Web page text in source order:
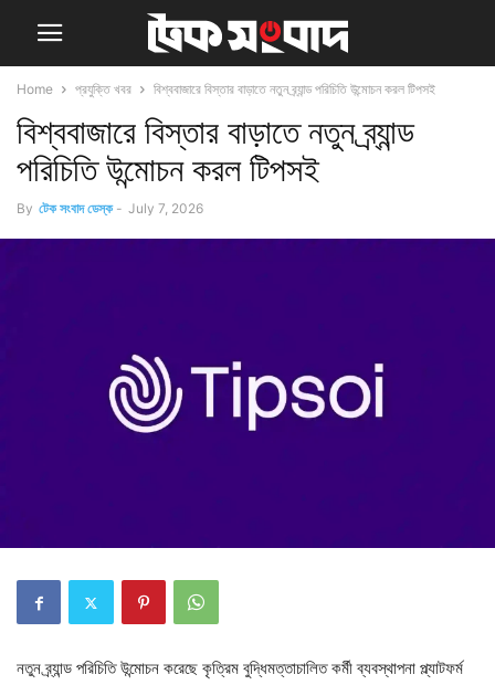
Home প্রযুক্তি খবর বিশ্ববাজারে বিস্তার বাড়াতে নতুন ব্র্যান্ড পরিচিতি উন্মোচন করল টিপসই
বিশ্ববাজারে বিস্তার বাড়াতে নতুন ব্র্যান্ড
পরিচিতি উন্মোচন করল টিপসই
By টেক সংবাদ ডেস্ক - July 7, 2026
নতুন ব্র্যান্ড পরিচিতি উন্মোচন করেছে কৃত্রিম বুদ্ধিমত্তাচালিত কর্মী ব্যবস্থাপনা প্ল্যাটফর্ম